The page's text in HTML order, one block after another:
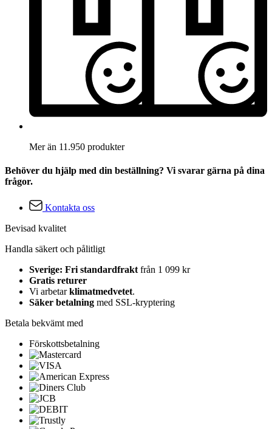
Mer än 11.950 produkter
Behöver du hjälp med din beställning? Vi svarar gärna på dina
frågor.
Kontakta oss
Bevisad kvalitet
Handla säkert och pålitligt
Sverige: Fri standardfrakt från 1 099 kr
Gratis returer
Vi arbetarklimatmedvetet.
Säker betalning med SSL-kryptering
Betala bekvämt med
Förskottsbetalning